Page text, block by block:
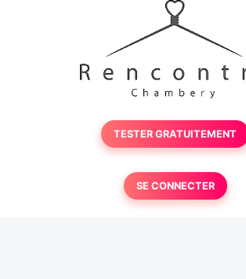
TESTER GRATUITEMENT
SE CONNECTER